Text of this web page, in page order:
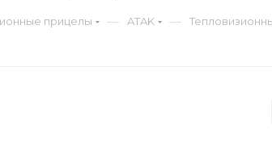
прицелы — ATAK —